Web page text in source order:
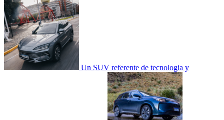
Un SUV referente de tecnologia y